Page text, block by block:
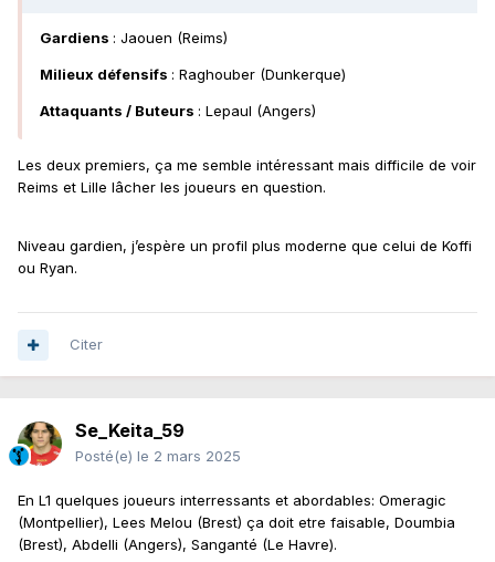
Gardiens : Jaouen (Reims)
Milieux défensifs : Raghouber (Dunkerque)
Attaquants / Buteurs : Lepaul (Angers)
Les deux premiers, ça me semble intéressant mais difficile de voir
Reims et Lille lâcher les joueurs en question.
Niveau gardien, j’espère un profil plus moderne que celui de Koffi
ou Ryan.
Citer
Se_Keita_59
Posté(e) le 2 mars 2025
En L1 quelques joueurs interressants et abordables: Omeragic
(Montpellier), Lees Melou (Brest) ça doit etre faisable, Doumbia
(Brest), Abdelli (Angers), Sanganté (Le Havre).